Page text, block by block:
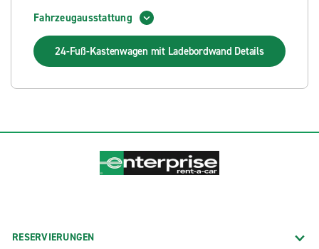
Fahrzeugausstattung
24-Fuß-Kastenwagen mit Ladebordwand Details
RESERVIERUNGEN